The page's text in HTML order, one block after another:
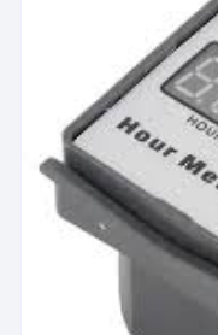
المنتج.
يمكن
اختيار
الخيارات
على
صفحة